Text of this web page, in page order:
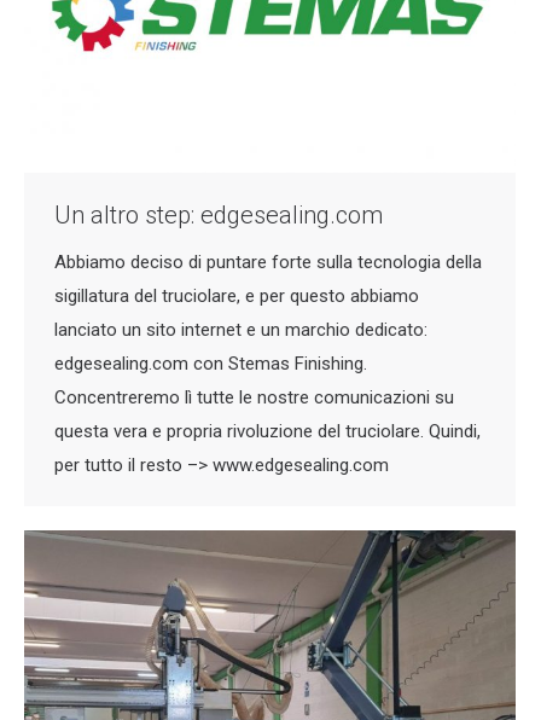
Un altro step: edgesealing.com
Abbiamo deciso di puntare forte sulla tecnologia della
sigillatura del truciolare, e per questo abbiamo
lanciato un sito internet e un marchio dedicato:
edgesealing.com con Stemas Finishing.
Concentreremo lì tutte le nostre comunicazioni su
questa vera e propria rivoluzione del truciolare. Quindi,
per tutto il resto –> www.edgesealing.com